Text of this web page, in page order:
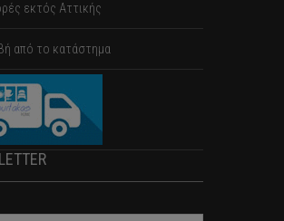
εκτός Αττικής
από το κατάστημα